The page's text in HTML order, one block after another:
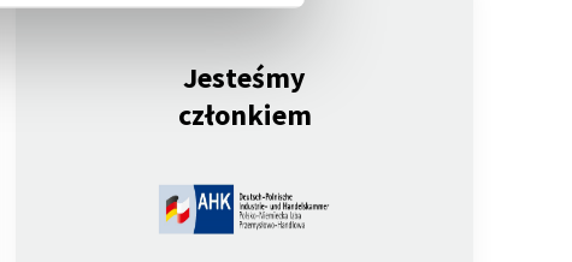
Jesteśmy
członkiem